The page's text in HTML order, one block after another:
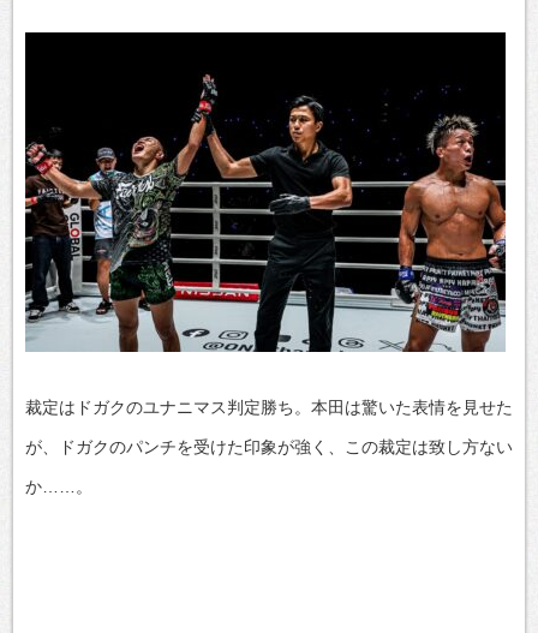
裁定はドガクのユナニマス判定勝ち。本田は驚いた表情を見せた
が、ドガクのパンチを受けた印象が強く、この裁定は致し方ない
か……。